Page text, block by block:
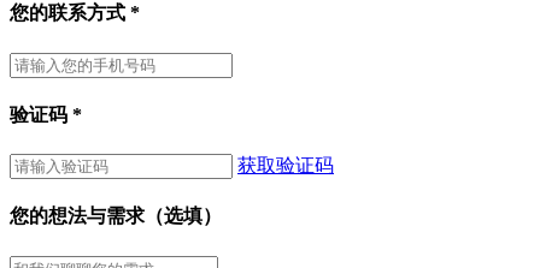
您的联系方式 *
验证码 *
获取验证码
您的想法与需求（选填）